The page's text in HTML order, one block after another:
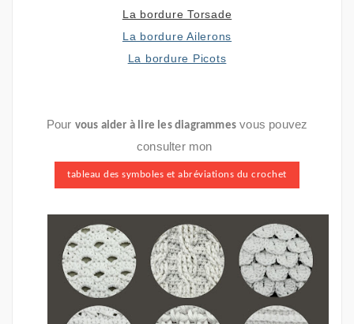
La bordure Torsade
La bordure Ailerons
La bordure Picots
Pour vous aider à lire les diagrammesvous pouvez
consulter mon
tableau des symboles et abréviations du crochet